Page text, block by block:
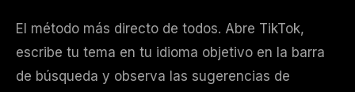
El método más directo de todos. Abre TikTok,
escribe tu tema en tu idioma objetivo en la barra
de búsqueda y observa las sugerencias de